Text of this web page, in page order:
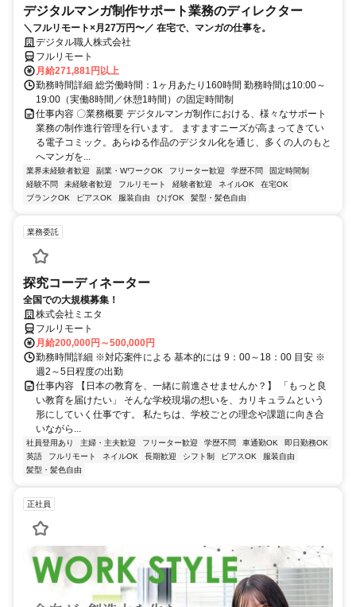
デジタルマンガ制作サポート業務のディレクター
＼フルリモート×月27万円〜／ 在宅で、マンガの仕事を。
デジタル職人株式会社
フルリモート
月給271,881円以上
勤務時間詳細 総労働時間：1ヶ月あたり160時間 勤務時間は10:00～
19:00（実働8時間／休憩1時間）の固定時間制
仕事内容 〇業務概要 デジタルマンガ制作における、様々なサポート
業務の制作進行管理を行います。 ますますニーズが高まってきてい
る電子コミック。あらゆる作品のデジタル化を通じ、多くの人のもと
へマンガを...
業界未経験者歓迎 副業・WワークOK フリーター歓迎 学歴不問
固定時間制
経験不問
未経験者歓迎 フルリモート 経験者歓迎 ネイルOK
在宅OK
ブランクOK
ピアスOK 服装自由 ひげOK 髪型・髪色自由
業務委託
探究コーディネーター
全国での大規模募集！
株式会社ミエタ
フルリモート
月給200,000円～500,000円
勤務時間詳細 ※対応案件による 基本的には 9：00～18：00 目安 ※
週2～5日程度の出勤
仕事内容 【日本の教育を、一緒に前進させませんか？】 「もっと良
い教育を届けたい」 そんな学校現場の想いを、カリキュラムという
形にしていく仕事です。 私たちは、学校ごとの理念や課題に向き合
いながら...
社員登用あり 主婦・主夫歓迎 フリーター歓迎 学歴不問 車通勤OK
即日勤務OK
英語
フルリモート ネイルOK 長期歓迎 シフト制 ピアスOK
服装自由
髪型・髪色自由
正社員